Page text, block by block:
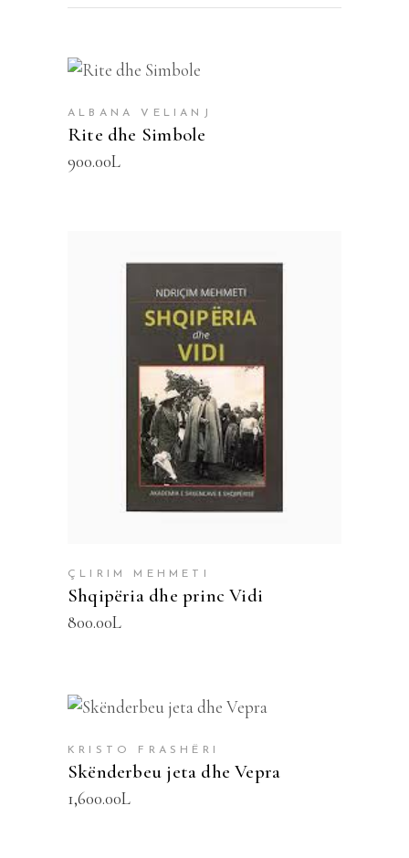
ALBANA VELIANJ
Rite dhe Simbole
900.00L
SHTOJE NË SHPORTË
ÇLIRIM MEHMETI
Shqipëria dhe princ Vidi
800.00L
SHTOJE NË SHPORTË
KRISTO FRASHËRI
Skënderbeu jeta dhe Vepra
1,600.00L